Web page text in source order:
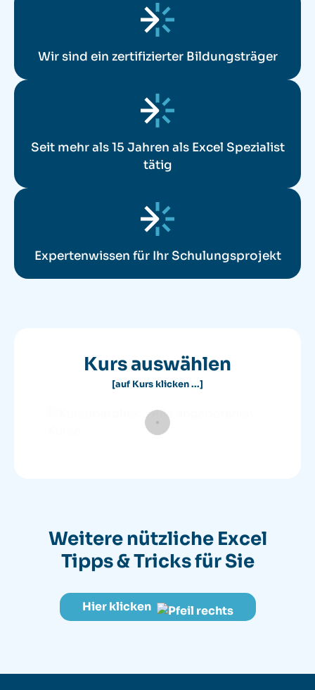
Wir sind ein zertifizierter Bildungsträger
Seit mehr als 15 Jahren als Excel Spezialist
tätig
Expertenwissen für Ihr Schulungsprojekt
Kurs auswählen
[auf Kurs klicken ...]
Weitere nützliche Excel
Tipps & Tricks für Sie
Hier klicken